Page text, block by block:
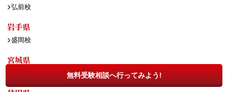
無料受験相談へ行ってみよう!
弘前校
岩手県
盛岡校
宮城県
泉中央校 長町校